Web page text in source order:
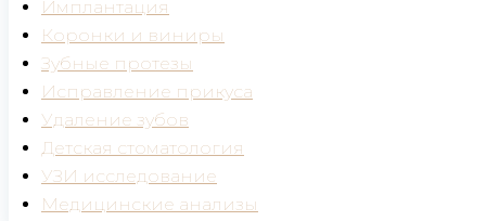
Имплантация
Коронки и виниры
Зубные протезы
Исправление прикуса
Удаление зубов
Детская стоматология
УЗИ исследование
Медицинские анализы